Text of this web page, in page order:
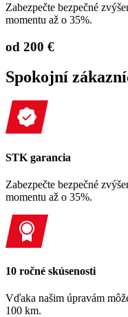
Zabezpečte bezpečné
momentu až o 35%.
od 200 €
Spokojní
STK garancia
Zabezpečte bezpečné
momentu až o 35%.
10 ročné skúsenosti
Vďaka našim úpravám
100 km.